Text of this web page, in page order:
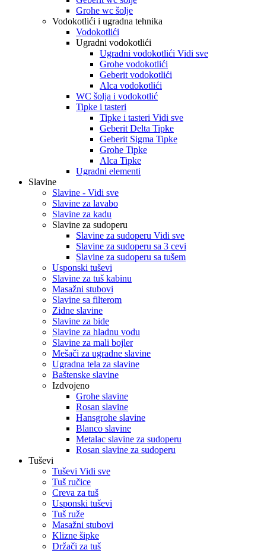
Grohe wc šolje
Vodokotlići i ugradna tehnika
Vodokotlići
Ugradni vodokotlići
Ugradni vodokotlići Vidi sve
Grohe vodokotlići
Geberit vodokotlići
Alca vodokotlići
WC šolja i vodokotlić
Tipke i tasteri
Tipke i tasteri Vidi sve
Geberit Delta Tipke
Geberit Sigma Tipke
Grohe Tipke
Alca Tipke
Ugradni elementi
Slavine
Slavine - Vidi sve
Slavine za lavabo
Slavine za kadu
Slavine za sudoperu
Slavine za sudoperu Vidi sve
Slavine za sudoperu sa 3 cevi
Slavine za sudoperu sa tušem
Usponski tuševi
Slavine za tuš kabinu
Masažni stubovi
Slavine sa filterom
Zidne slavine
Slavine za bide
Slavine za hladnu vodu
Slavine za mali bojler
Mešači za ugradne slavine
Ugradna tela za slavine
Baštenske slavine
Izdvojeno
Grohe slavine
Rosan slavine
Hansgrohe slavine
Blanco slavine
Metalac slavine za sudoperu
Rosan slavine za sudoperu
Tuševi
Tuševi Vidi sve
Tuš ručice
Creva za tuš
Usponski tuševi
Tuš ruže
Masažni stubovi
Klizne šipke
Držači za tuš